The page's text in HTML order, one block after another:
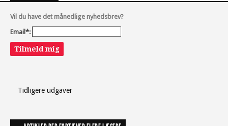
Vil du have det månedlige nyhedsbrev?
Email*:
Tilmeld mig
Tidligere udgaver